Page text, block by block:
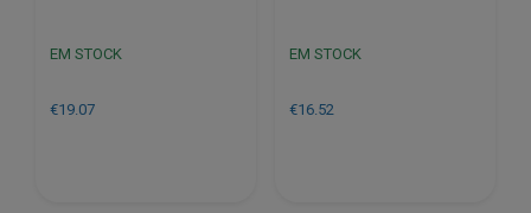
EM STOCK
€19.07
EM STOCK
€16.52